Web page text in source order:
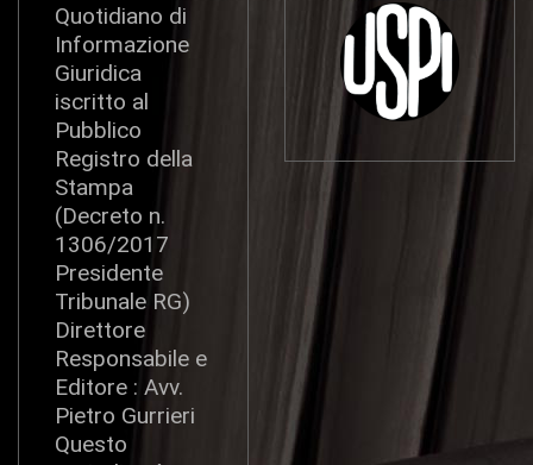
Quotidiano di
Informazione
Giuridica
iscritto al
Pubblico
Registro della
Stampa
(Decreto n.
1306/2017
Presidente
Tribunale RG)
Direttore
Responsabile e
Editore : Avv.
Pietro Gurrieri
Questo